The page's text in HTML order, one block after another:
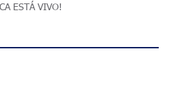
ESTÁ VIVO!